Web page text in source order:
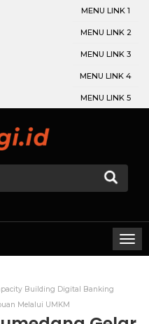
MENU LINK 1
MENU LINK 2
MENU LINK 3
MENU LINK 4
MENU LINK 5
Building Digital Banking
Melalui UMKM